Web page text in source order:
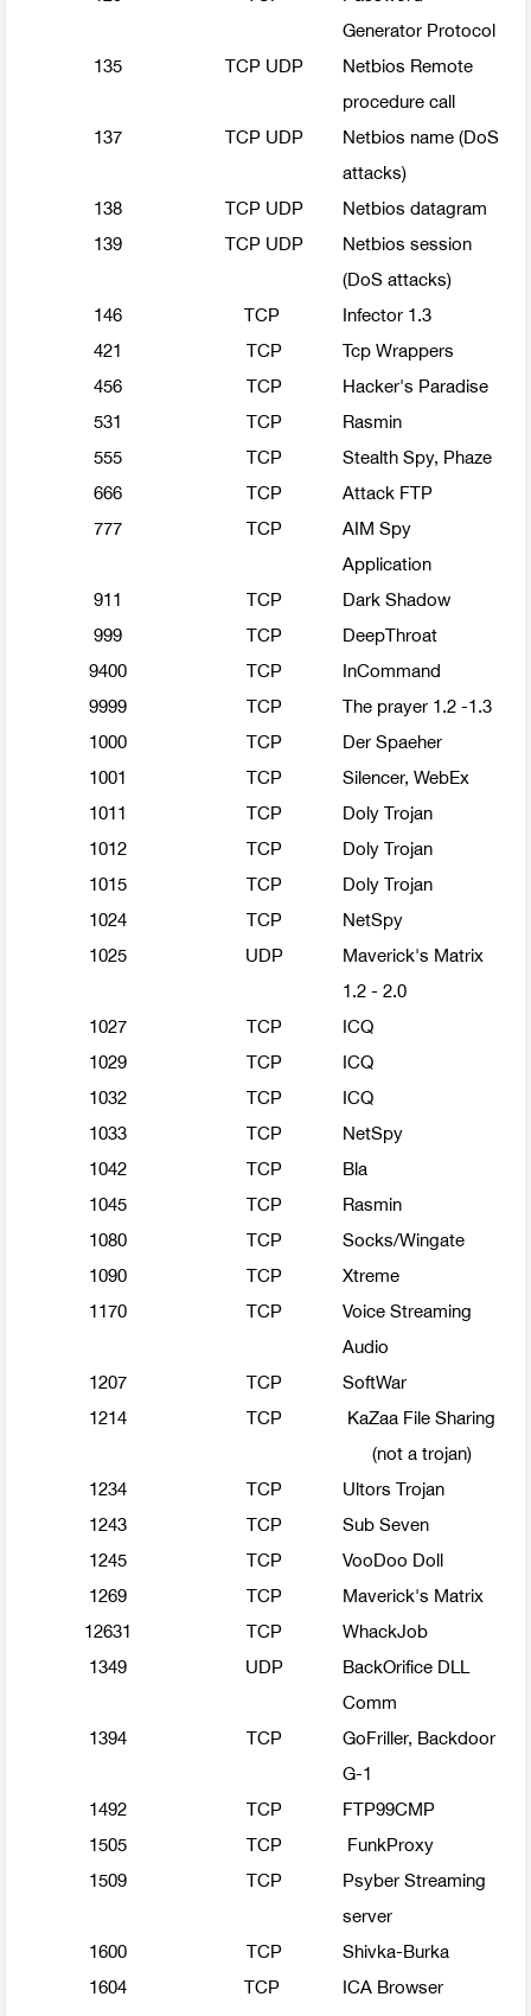
Generator Protocol
135
TCP UDP
Netbios Remote
procedure call
137
TCP UDP
Netbios name (DoS
attacks)
138
TCP UDP
Netbios datagram
139
TCP UDP
Netbios session
(DoS attacks)
146
TCP
Infector 1.3
421
TCP
Tcp Wrappers
456
TCP
Hacker's Paradise
531
TCP
Rasmin
555
TCP
Stealth Spy, Phaze
666
TCP
Attack FTP
777
TCP
AIM Spy
Application
911
TCP
Dark Shadow
999
TCP
DeepThroat
9400
TCP
InCommand
9999
TCP
The prayer 1.2 -1.3
1000
TCP
Der Spaeher
1001
TCP
Silencer, WebEx
1011
TCP
Doly Trojan
1012
TCP
Doly Trojan
1015
TCP
Doly Trojan
1024
TCP
NetSpy
1025
UDP
Maverick's Matrix
1.2 - 2.0
1027
TCP
ICQ
1029
TCP
ICQ
1032
TCP
ICQ
1033
TCP
NetSpy
1042
TCP
Bla
1045
TCP
Rasmin
1080
TCP
Socks/Wingate
1090
TCP
Xtreme
1170
TCP
Voice Streaming
Audio
1207
TCP
SoftWar
1214
TCP
KaZaa File Sharing
(not a trojan)
1234
TCP
Ultors Trojan
1243
TCP
Sub Seven
1245
TCP
VooDoo Doll
1269
TCP
Maverick's Matrix
12631
TCP
WhackJob
1349
UDP
BackOrifice DLL
Comm
1394
TCP
GoFriller, Backdoor
G-1
1492
TCP
FTP99CMP
1505
TCP
FunkProxy
1509
TCP
Psyber Streaming
server
1600
TCP
Shivka-Burka
1604
TCP
ICA Browser